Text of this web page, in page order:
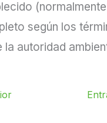
según los
la autoridad